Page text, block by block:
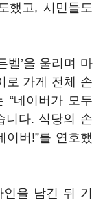
했고, 시민들도
벨’을 울리며 마
로 가게 전체 손
“네이버가 모두
니다. 식당의 손
이버!”를 연호했
을 남긴 뒤 기